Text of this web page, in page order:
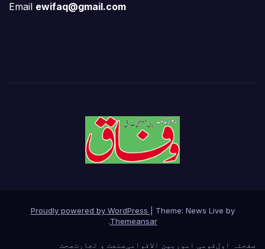
Email ewifaq@gmail.com
Proudly powered by WordPress
Theme: News Live by
Themeansar
.
صفحئہ اولقومی امور بین الاقوامی صنعت و تجارتصحت